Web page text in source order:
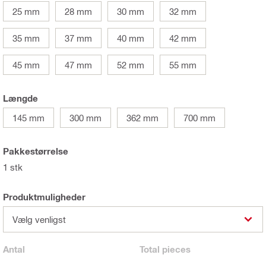
25 mm 28 mm 30 mm 32 mm
35 mm 37 mm 40 mm 42 mm
45 mm 47 mm 52 mm 55 mm
Længde
145 mm
300 mm 362 mm 700 mm
Pakkestørrelse
1 stk
Produktmuligheder
Vælg venligst
Antal Total pieces